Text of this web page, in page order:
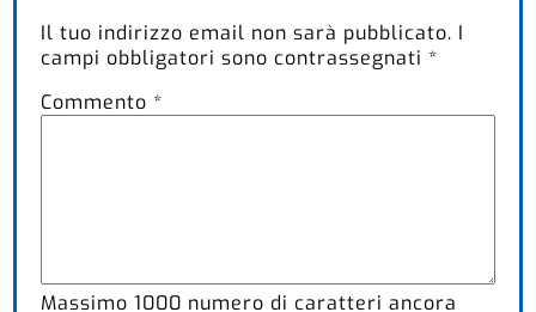
Il tuo indirizzo email non sarà pubblicato. I
campi obbligatori sono contrassegnati *
Commento *
Massimo1000 numero di caratteri ancora